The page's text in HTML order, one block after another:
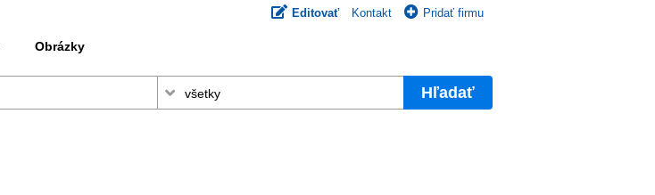
Editovať Kontakt Pridať firmu
Obrázky
Hľadať